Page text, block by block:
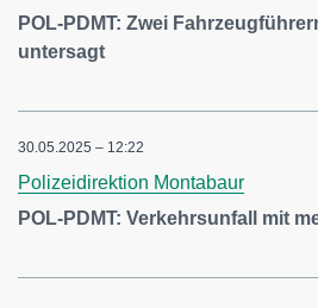
POL-PDMT: Zwei
untersagt
30.05.2025 – 12:22
Polizeidirektion Montabaur
POL-PDMT: Verkehrsunfall mit